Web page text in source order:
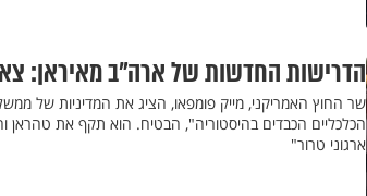
הדרישות החדשות של ארה"ב מאיראן:
שר החוץ האמריקני, מייק פומפאו, הציג את המדיניות של
הכלכליים הכבדים בהיסטוריה", הבטיח. הוא תקף את
ארגוני טרור"